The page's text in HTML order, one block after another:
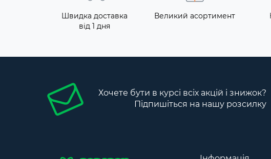
Швидка доставка
від 1 дня
Великий асортимент
Хочете бути в курсі всіх акцій і знижок?
Підпишіться на нашу розсилку